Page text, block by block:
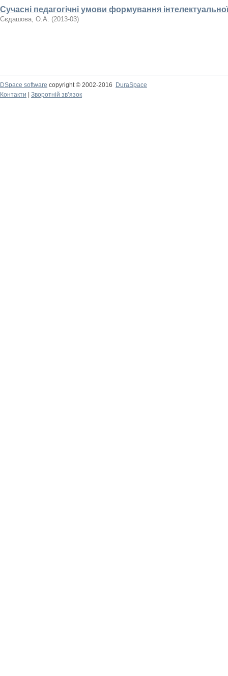
Сучасні педагогічні умови формування
Сєдашова, О.А. (2013-03)
DSpace software copyright © 2002-2016
DuraSpace
Контакти
Зворотній зв’язок